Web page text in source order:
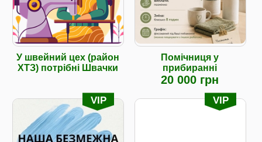
У швейний цех (район
ХТЗ) потрібні Швачки
Помічниця у
прибиранні
20 000 грн
VIP VIP